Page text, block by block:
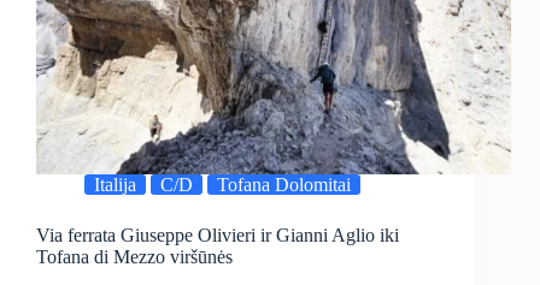
Italija C/D Tofana Dolomitai
Via ferrata Giuseppe Olivieri ir Gianni Aglio iki
Tofana di Mezzo viršūnės